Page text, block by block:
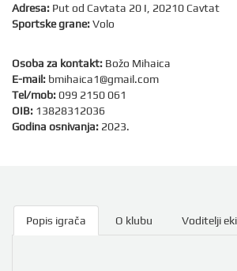
Adresa: Put od Cavtata 20 I, 20210 Cavtat
Sportske grane:Volo
Osoba za kontakt: Božo Mihaica
E-mail: bmihaica1@gmail.com
Tel/mob:099 2150 061
OIB: 13828312036
Godina osnivanja: 2023.
Popis igrača O klubu Voditelji